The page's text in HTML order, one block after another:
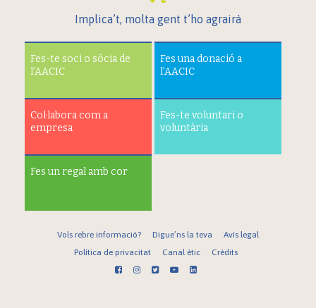
Implica’t, molta gent t’ho agrairà
Fes-te soci o sòcia de
l’AACIC
Fes una donació a
l’AACIC
Col·labora com a
empresa
Fes-te voluntari o
voluntària
Fes un regal amb cor
Vols rebre informació? Digue’ns la teva
Avís legal
Política de privacitat
Canal ètic Crèdits